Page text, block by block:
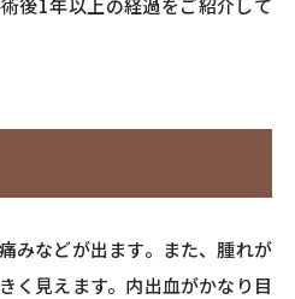
後1年以上の経過をご紹介して
みなどが出ます。また、腫れが
く見えます。内出血がかなり目